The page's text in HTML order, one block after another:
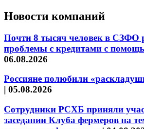
Новости компаний
Почти 8 тысяч человек в СЗФО
проблемы с кредитами с
06.08.2026
Россияне полюбили
| 05.08.2026
Сотрудники РСХБ приняли
заседании Клуба фермеров на